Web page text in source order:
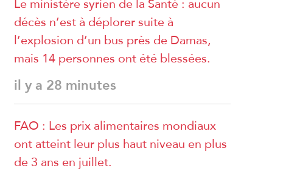
décès n’est à déplorer suite à
l’explosion d’un bus près de Damas,
mais 14 personnes ont été blessées.
il y a 28 minutes
FAO : Les prix alimentaires mondiaux
ont atteint leur plus haut niveau en plus
de 3 ans en juillet.